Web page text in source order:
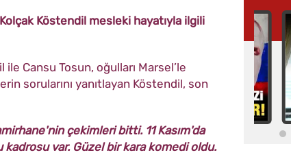
Köstendil mesleki hayatıyla ilgili
Cansu Tosun, oğulları Marsel’le
sorularını yanıtlayan Köstendil, son
çekimleri bitti. 11 Kasım'da
var. Güzel bir kara komedi oldu.